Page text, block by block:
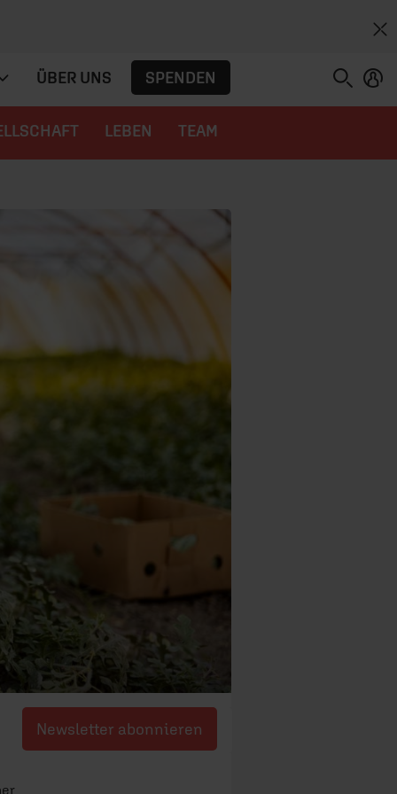
ÜBER UNS SPENDEN
LEBEN TEAM
Newsletter abonnieren